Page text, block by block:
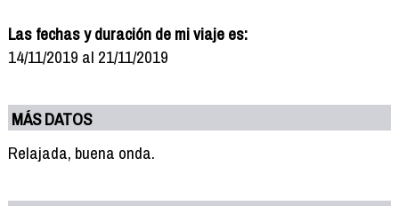
Las fechas y duración de mi viaje es:
14/11/2019 al 21/11/2019
MÁS DATOS
Relajada, buena onda.